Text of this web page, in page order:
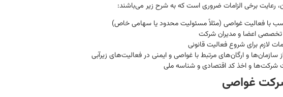
رعایت برخی الزامات ضروری است که به شرح زیر می‌باشند:
با فعالیت غواصی (مثلاً مسئولیت محدود یا سهامی خاص)
تخصصی اعضا و مدیران شرکت
لازم برای شروع فعالیت قانونی
سازمان‌ها و ارگان‌های مرتبط با غواصی و ایمنی در فعالیت‌های زیرآبی
شرکت‌ها و اخذ کد اقتصادی و شناسه ملی
غواصی